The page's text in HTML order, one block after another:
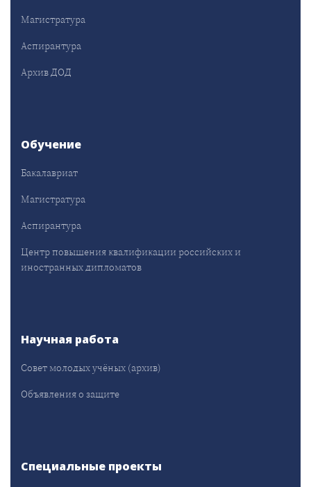
Магистратура
Аспирантура
Архив ДОД
Обучение
Бакалавриат
Магистратура
Аспирантура
Центр повышения квалификации российских и
иностранных дипломатов
Научная работа
Совет молодых учёных (архив)
Объявления о защите
Специальные проекты